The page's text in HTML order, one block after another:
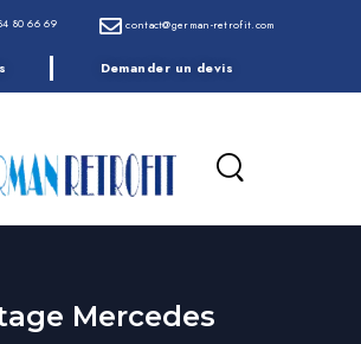
80 66 69 contact@german-retrofit.com
Demander un devis
Mercedes